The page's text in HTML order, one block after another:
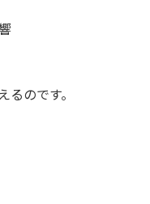
るのです。